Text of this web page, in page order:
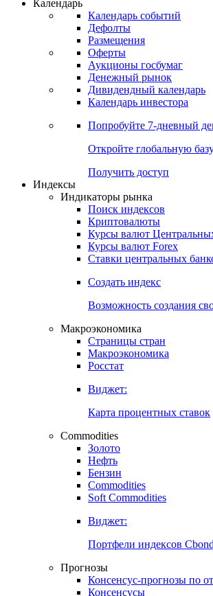
Откройте глобальную
Получить доступ
Календарь
Календарь событий
Дефолты
Размещения
Оферты
Аукционы госбумаг
Денежный рынок
Дивидендный календарь
Календарь инвестора
Попробуйте7-дневный
Получить доступ
Индикаторы рынка
Поиск индексов
Криптовалюты
Курсы валют Центральных
Курсы валют Forex
Ставки центральных
Создать индекс
Возможность создания
Макроэкономика
Страницы стран
Макроэкономика
Росстат
Виджет:
Карта процентных ставок
Commodities
Золото
Нефть
Бензин
Commodities
Soft Commodities
Виджет:
Портфели индексов